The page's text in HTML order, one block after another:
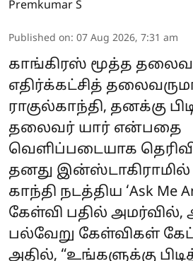
Premkumar S
Published on: 07 Aug 2026, 7:31 am
காங்கிரஸ் மூத்த
எதிர்க்கட்சித்
ராகுல்காந்தி, தனக்கு
தலைவர் யார் என்பதை
வெளிப்படையாக
தனது இன்ஸ்டாகிராமில்
காந்தி நடத்திய ‘Ask Me
கேள்வி பதில் அமர்வில்,
பல்வேறு கேள்விகள்
அதில், “உங்களுக்கு